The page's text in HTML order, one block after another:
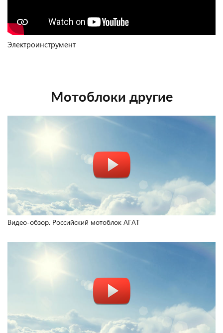
Электроинструмент
Мотоблоки другие
Видео-обзор. Российский мотоблок АГАТ